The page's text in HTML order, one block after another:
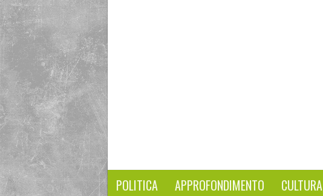
POLITICA APPROFONDIMENTO CULTURA